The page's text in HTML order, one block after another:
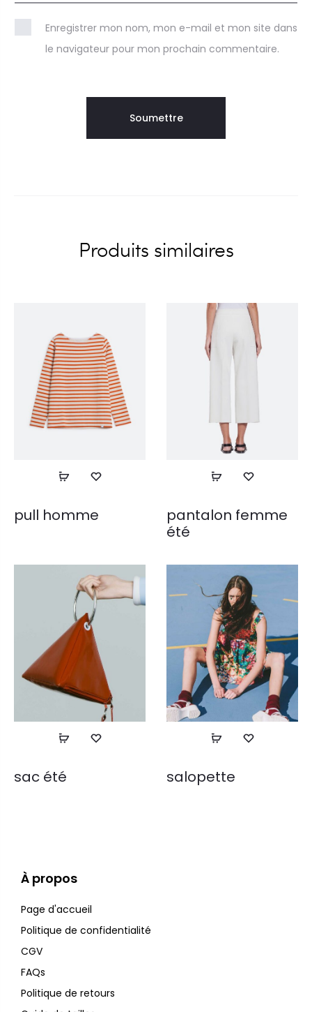
Enregistrer mon nom, mon e-mail et mon site dans
le navigateur pour mon prochain commentaire.
Produits similaires
pull homme
pantalon femme
été
sac été salopette
À propos
Page d'accueil
Politique de confidentialité
CGV
FAQs
Politique de retours